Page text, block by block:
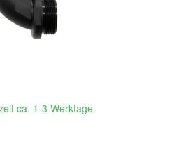
ca. 1-3 Werktage